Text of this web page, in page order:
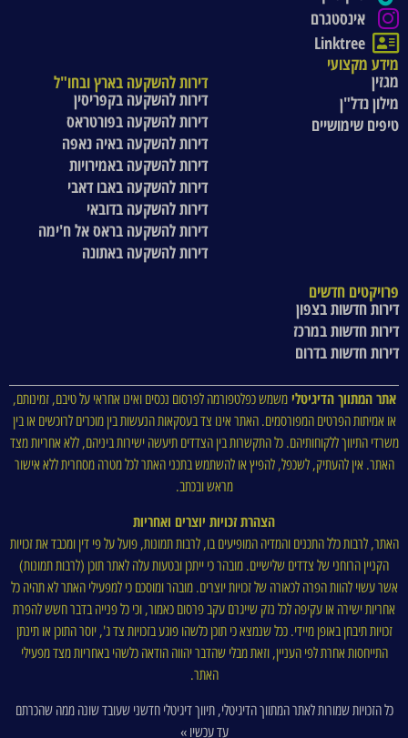
אינסטגרם
Linktree
מידע מקצועי
מגזין
מילון נדל"ן
טיפים שימושיים
דירות להשקעה בארץ ובחו"ל
דירות להשקעה בקפריסין
דירות להשקעה בפורטראס
דירות להשקעה באיה נאפה
דירות להשקעה באמירויות
דירות להשקעה באבו דאבי
דירות להשקעה בדובאי
דירות להשקעה בראס אל ח'ימה
דירות להשקעה באתונה
פרויקטים חדשים
דירות חדשות בצפון
דירות חדשות במרכז
דירות חדשות בדרום
אתר המתווך הדיגיטלימשמש כפלטפורמה לפרסום נכסים ואינו אחראי על טיבם, זמינותם,
או אמיתות הפרטים המפורסמים. האתר אינו צד בעסקאות הנעשות בין מוכרים לרוכשים או בין
משרדי התיווך ללקוחותיהם. כל התקשרות בין הצדדים תיעשה ישירות ביניהם, ללא אחריות מצד
האתר. אין להעתיק, לשכפל, להפיץ או להשתמש בתכני האתר לכל מטרה מסחרית ללא אישור
מראש ובכתב.
הצהרת זכויות יוצרים ואחריות
האתר, לרבות כלל התכנים והמדיה המופיעים בו, לרבות תמונות, פועל על פי דין ומכבד את זכויות
הקניין הרוחני של צדדים שלישיים. מובהר כי ייתכן ובטעות עלה לאתר תוכן (לרבות תמונות)
אשר עשוי להוות הפרה לכאורה של זכויות יוצרים. מובהר ומוסכם כי למפעילי האתר לא תהיה כל
אחריות ישירה או עקיפה לכל נזק שייגרם עקב פרסום כאמור, וכי כל פנייה בדבר חשש להפרת
זכויות תיבחן באופן מיידי. ככל שנמצא כי תוכן כלשהו פוגע בזכויות צד ג', יוסר התוכן או תינתן
התייחסות אחרת לפי העניין, וזאת מבלי שהדבר יהווה הודאה כלשהי באחריות מצד מפעילי
האתר.
כל הזכויות שמורות לאתר המתווך הדיגיטלי, תיווך דיגיטלי חדשני שעובד שונה ממה שהכרתם
עד עכשיו »